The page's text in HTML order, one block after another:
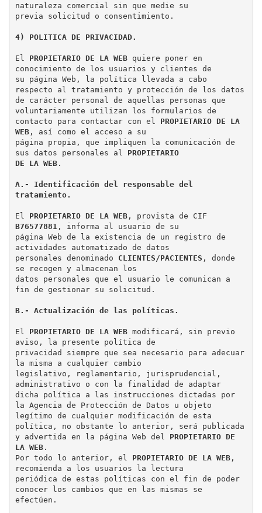
naturaleza comercial sin que medie su
previa solicitud o consentimiento.
4) POLITICA DE PRIVACIDAD.
El PROPIETARIO DE LA WEB quiere poner en
conocimiento de los usuarios y clientes de
su página Web, la política llevada a cabo
respecto al tratamiento y protección de los datos
de carácter personal de aquellas personas que
voluntariamente utilizan los formularios de
contacto para contactar con el PROPIETARIO DE LA
WEB, así como el acceso a su
página propia, que impliquen la comunicación de
sus datos personales al PROPIETARIO
DE LA WEB
A.- Identificación del responsable del
tratamiento.
El PROPIETARIO DE LA WEB
B76577881 , informa al usuario de su
página Web de la existencia de un registro de
actividades automatizado de datos
personales denominado CLIENTES/PACIENTES , donde
se recogen y almacenan los
datos personales que el usuario le comunican a
fin de gestionar su solicitud.
B.- Actualización de las políticas.
El PROPIETARIO DE LA WEB modificará, sin previo
aviso, la presente política de
privacidad siempre que sea necesario para adecuar
la misma a cualquier cambio
legislativo, reglamentario, jurisprudencial,
administrativo o con la finalidad de adaptar
dicha política a las instrucciones dictadas por
la Agencia de Protección de Datos u objeto
legítimo de cualquier modificación de esta
política, no obstante lo anterior, será publicada
y advertida en la página Web del PROPIETARIO DE
LA WEB.
Por todo lo anterior, el PROPIETARIO DE LA WEB,
recomienda a los usuarios la lectura
periódica de estas políticas con el fin de poder
conocer los cambios que en las mismas se
efectúen.